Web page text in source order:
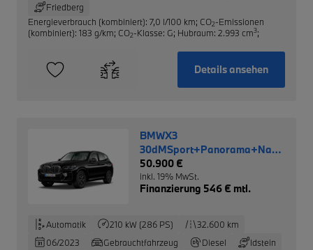
Friedberg
Energieverbrauch (kombiniert): 7,0 l/100 km; CO2-Emissionen
(kombiniert): 183 g/km; CO2-Klasse: G; Hubraum: 2.993 cm3;
Details ansehen
BMWX3
Sitze+Leder
50.900 €
inkl. 19% MwSt.
Finanzierung 546 € mtl.
Automatik 210 kW (286 PS)
32.600 km
06/2023
Gebrauchtfahrzeug Diesel
Idstein